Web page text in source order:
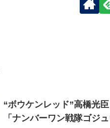
“ボウケンレッド”高橋
「ナンバーワン戦隊ゴジ